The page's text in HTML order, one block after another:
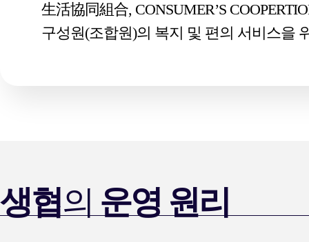
生活協同組合, CONSUMER’S
구성원(조합원)의 복지 및 편의 서비스을
생협의 운영 원리